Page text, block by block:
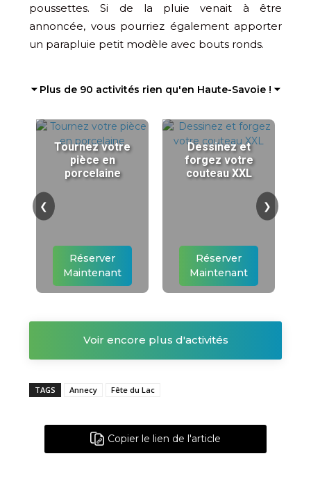
poussettes. Si de la pluie venait à être
annoncée, vous pourriez également apporter
un parapluie petit modèle avec bouts ronds.
⏷ Plus de 90 activités rien qu'en Haute-Savoie ! ⏷
Tournez votre
pièce en
porcelaine
Réserver
Maintenant
Dessinez et
forgez votre
couteau XXL
Réserver
Maintenant
❮ ❯
Voir encore plus d'activités
TAGS Annecy Fête du Lac
Copier le lien de l'article